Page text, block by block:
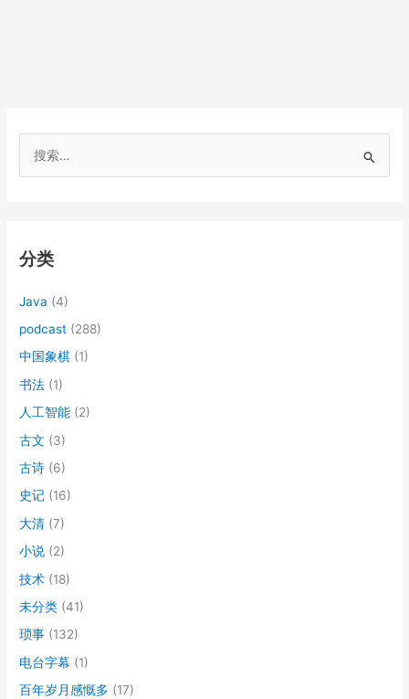
分类
Java (4)
podcast (288)
中国象棋 (1)
书法 (1)
人工智能 (2)
古文 (3)
古诗 (6)
史记 (16)
大清 (7)
小说 (2)
技术 (18)
未分类 (41)
琐事 (132)
电台字幕 (1)
百年岁月感慨多 (17)